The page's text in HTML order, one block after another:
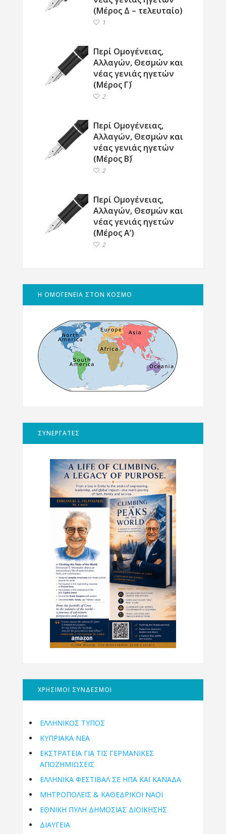
(Μέρος Δ – τελευταίο)
1
Περί Ομογένειας,
Αλλαγών, Θεσμών και
νέας γενιάς ηγετών
(Μέρος Γ΄)
2
Περί Ομογένειας,
Αλλαγών, Θεσμών και
νέας γενιάς ηγετών
(Μέρος Β΄)
2
Περί Ομογένειας,
Αλλαγών, Θεσμών και
νέας γενιάς ηγετών
(Μέρος Α’)
2
Η ΟΜΟΓΕΝΕΙΑ ΣΤΟΝ ΚΟΣΜΟ
ΣΥΝΕΡΓΑΤΕΣ
ΧΡΗΣΙΜΟΙ ΣΥΝΔΕΣΜΟΙ
ΕΛΛΗΝΙΚΟΣ ΤΥΠΟΣ
ΚΥΠΡΙΑΚΑ ΝΕΑ
ΕΚΣΤΡΑΤΕΙΑ ΓΙΑ ΤΙΣ ΓΕΡΜΑΝΙΚΕΣ
ΑΠΟΖΗΜΙΩΣΕΙΣ
ΕΛΛΗΝΙΚΆ ΦΕΣΤΙΒΆΛ ΣΕ ΗΠΑ ΚΑΙ ΚΑΝΑΔΑ
ΜΗΤΡΟΠΌΛΕΙΣ & ΚΑΘΕΔΡΙΚΟΊ ΝΑΟΊ
ΕΘΝΙΚΉ ΠΎΛΗ ΔΗΜΌΣΙΑΣ ΔΙΟΊΚΗΣΗΣ
ΔΙΑΥΓΕΙΑ